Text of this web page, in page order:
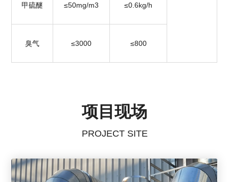
甲硫醚 ≤50mg/m3 ≤0.6kg/h
臭气 ≤3000 ≤800
项目现场
PROJECT SITE